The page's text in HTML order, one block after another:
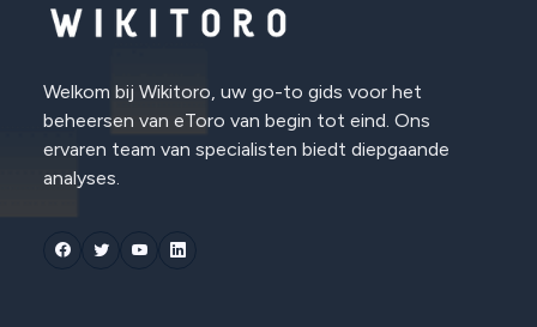
Welkom bij Wikitoro, uw go-to gids voor het
beheersen van eToro van begin tot eind. Ons
ervaren team van specialisten biedt diepgaande
analyses.